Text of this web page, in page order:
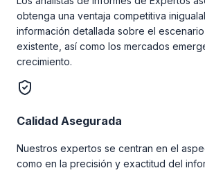
obtenga una ventaja competitiva
información detallada sobre el
existente, así como los mercados
crecimiento.
Calidad Asegurada
Nuestros expertos se centran en el
como en la precisión y exactitud del